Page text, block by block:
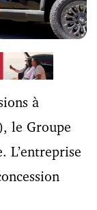
à
le Groupe
L’entreprise